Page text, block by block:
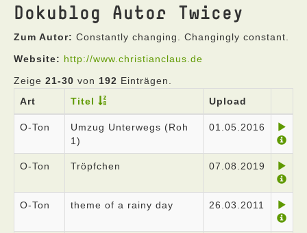
Dokublog Autor Twicey
Zum Autor: Constantly changing. Changingly constant.
Website: http://www.christianclaus.de
Zeige 21-30 von 192 Einträgen.
Art
Titel Upload
O-Ton
Umzug Unterwegs (Roh
1)
01.05.2016
O-Ton Tröpfchen 07.08.2019
O-Ton theme of a rainy day 26.03.2011